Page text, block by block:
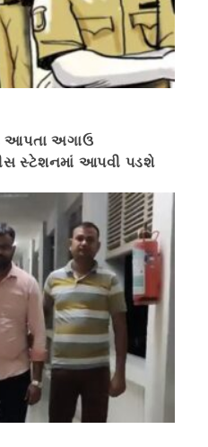
આપતા અગાઉ
સ્ટેશનમાં આપવી પડશે